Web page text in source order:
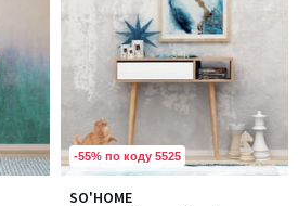
-55% по коду 5525
SO'HOME